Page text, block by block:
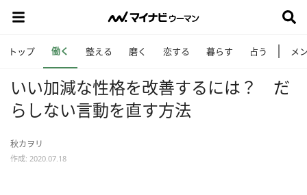
トップ 働く 整える 磨く 恋する 暮らす 占う メ
いい加減な性格を改善するには？ だ
らしない言動を直す方法
秋カヲリ
作成: 2020.07.18